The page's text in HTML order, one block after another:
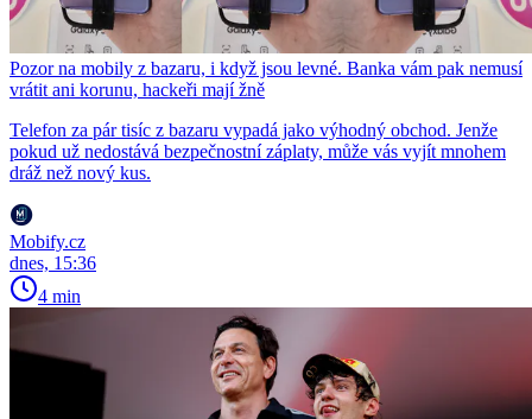
Pozor na mobily z bazaru, i když jsou levné. Banka vám pak nemusí
vrátit ani korunu, hackeři mají žně
Telefon za pár tisíc z bazaru vypadá jako výhodný obchod. Jenže
pokud už nedostává bezpečnostní záplaty, může vás vyjít mnohem
dráž než nový kus.
Mobify.cz
dnes, 15:36
4 min